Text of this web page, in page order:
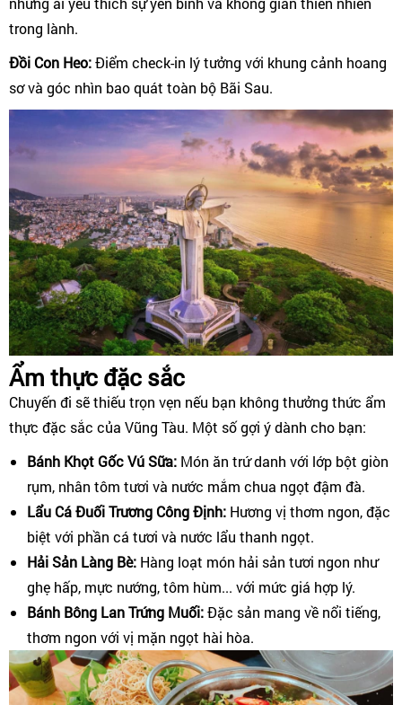
trong lành.
Đồi Con Heo:Điểm check-in lý tưởng với khung cảnh hoang
sơ và góc nhìn bao quát toàn bộ Bãi Sau.
Ẩm thực đặc sắc
Chuyến đi sẽ thiếu trọn vẹn nếu bạn không thưởng thức ẩm
thực đặc sắc của Vũng Tàu. Một số gợi ý dành cho bạn:
Bánh Khọt Gốc Vú Sữa: Món ăn trứ danh với lớp bột giòn
rụm, nhân tôm tươi và nước mắm chua ngọt đậm đà.
Lẩu Cá Đuối Trương Công Định: Hương vị thơm ngon, đặc
biệt với phần cá tươi và nước lẩu thanh ngọt.
Hải Sản Làng Bè: Hàng loạt món hải sản tươi ngon như
ghẹ hấp, mực nướng, tôm hùm... với mức giá hợp lý.
Bánh Bông Lan Trứng Muối:Đặc sản mang về nổi tiếng,
thơm ngon với vị mặn ngọt hài hòa.